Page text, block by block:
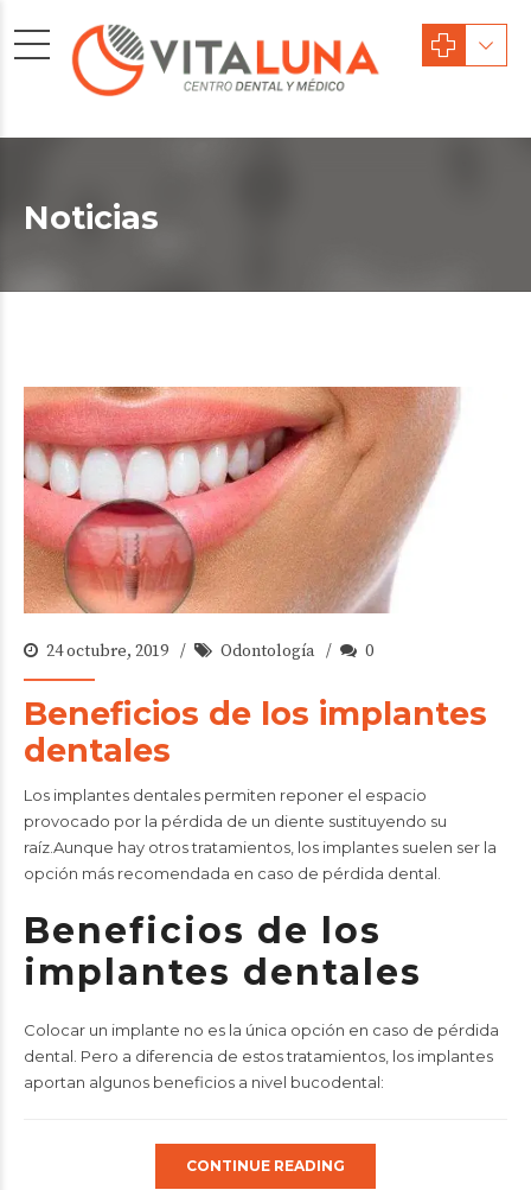
Noticias
24 octubre, 2019 Odontología 0
Beneficios de los implantes
dentales
Los implantes dentales permiten reponer el espacio
provocado por la pérdida de un diente sustituyendo su
raíz.Aunque hay otros tratamientos, los implantes suelen ser la
opción más recomendada en caso de pérdida dental.
Beneficios de los
implantes dentales
Colocar un implante no es la única opción en caso de pérdida
dental. Pero a diferencia de estos tratamientos, los implantes
aportan algunos beneficios a nivel bucodental:
CONTINUE READING